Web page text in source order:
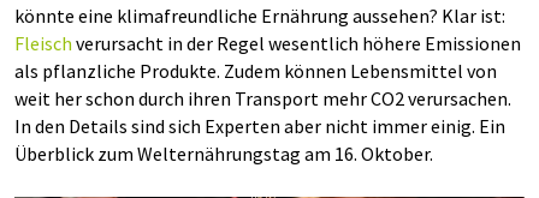
könnte eine klimafreundliche Ernährung aussehen? Klar ist:
Fleisch verursacht in der Regel wesentlich höhere Emissionen
als pflanzliche Produkte. Zudem können Lebensmittel von
weit her schon durch ihren Transport mehr CO2 verursachen.
In den Details sind sich Experten aber nicht immer einig. Ein
Überblick zum Welternährungstag am 16. Oktober.